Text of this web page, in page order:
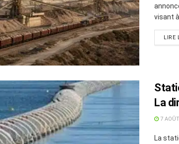
visant
LIRE
La
une
7
La